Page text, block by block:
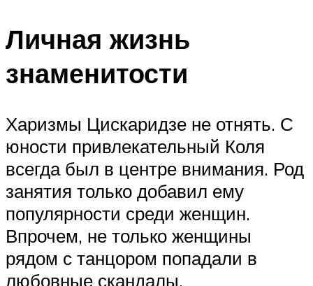
Личная жизнь
знаменитости
Харизмы Цискаридзе не отнять. С
юности привлекательный Коля
всегда был в центре внимания. Род
занятия только добавил ему
популярности среди женщин.
Впрочем, не только женщины
рядом с танцором попадали в
любовные скандалы.